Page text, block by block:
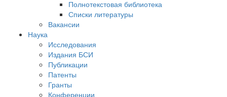
Полнотекстовая библиотека
Списки литературы
Вакансии
Наука
Исследования
Издания БСИ
Публикации
Патенты
Гранты
Конференции